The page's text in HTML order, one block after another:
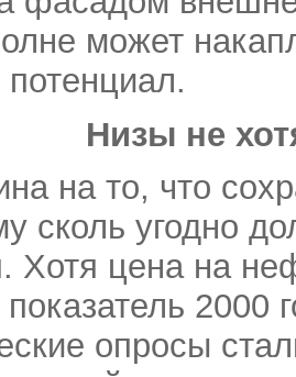
может
Низы не
на то, что
сколь угодно
Хотя цена на
2000
опросы